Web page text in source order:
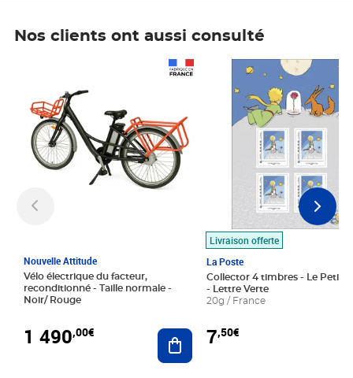
Nos clients ont aussi consulté
Nouvelle Attitude
Vélo électrique du facteur,
reconditionné - Taille normale -
Noir/ Rouge
1 490,00€ Ajouter au panier
Livraison offerte
La Poste
Collector 4 timbres - Le Petit
- Lettre Verte
20g / France
7,50€
Prix 7,50€